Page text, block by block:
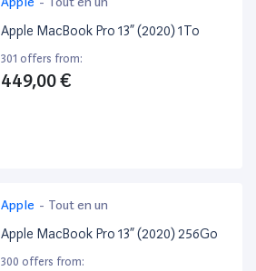
Apple MacBook Pro 13” (2020) 1To
301 offers from:
449,00 €
Apple - Tout en un
Apple MacBook Pro 13” (2020) 256Go
300 offers from: